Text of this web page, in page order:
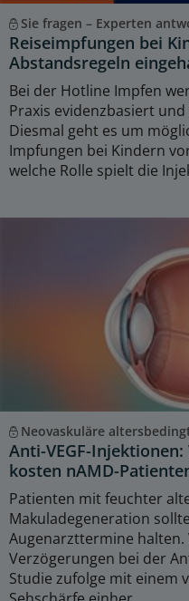
Sie fragen – Experten
Reiseimpfungen bei
Abstandsregeln
Bei der Hotline Impfen
Praxis evidenzbasiert
Diesmal geht es um
Impfungen bei Kindern
welche Rolle spielt die
Neovaskuläre
Anti-VEGF-
kosten nAMD-
Patienten mit feuchter
Makuladegeneration
Augenarzttermine halten.
Verzögerungen bei der
Studie zufolge mit einem